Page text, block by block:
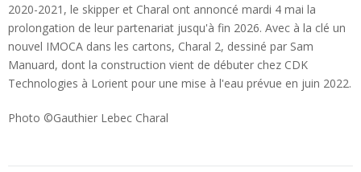
2020-2021, le skipper et Charal ont annoncé mardi 4 mai la
prolongation de leur partenariat jusqu'à fin 2026. Avec à la clé un
nouvel IMOCA dans les cartons, Charal 2, dessiné par Sam
Manuard, dont la construction vient de débuter chez CDK
Technologies à Lorient pour une mise à l'eau prévue en juin 2022.
Photo ©Gauthier Lebec Charal